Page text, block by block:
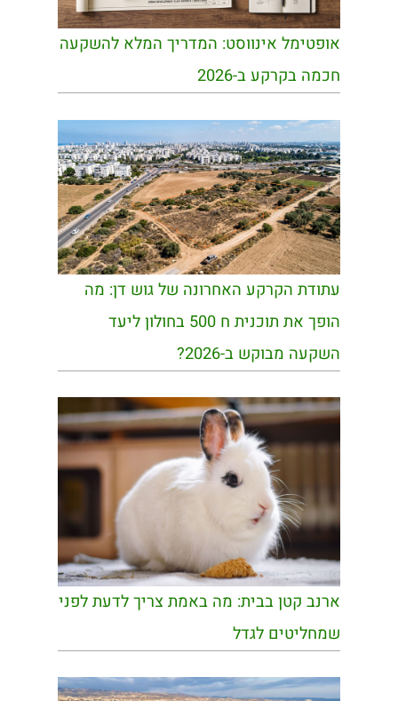
אופטימל אינווסט: המדריך המלא להשקעה
חכמה בקרקע ב-2026
עתודת הקרקע האחרונה של גוש דן: מה
הופך את תוכנית ח 500 בחולון ליעד
השקעה מבוקש ב-2026?
ארנב קטן בבית: מה באמת צריך לדעת לפני
שמחליטים לגדל